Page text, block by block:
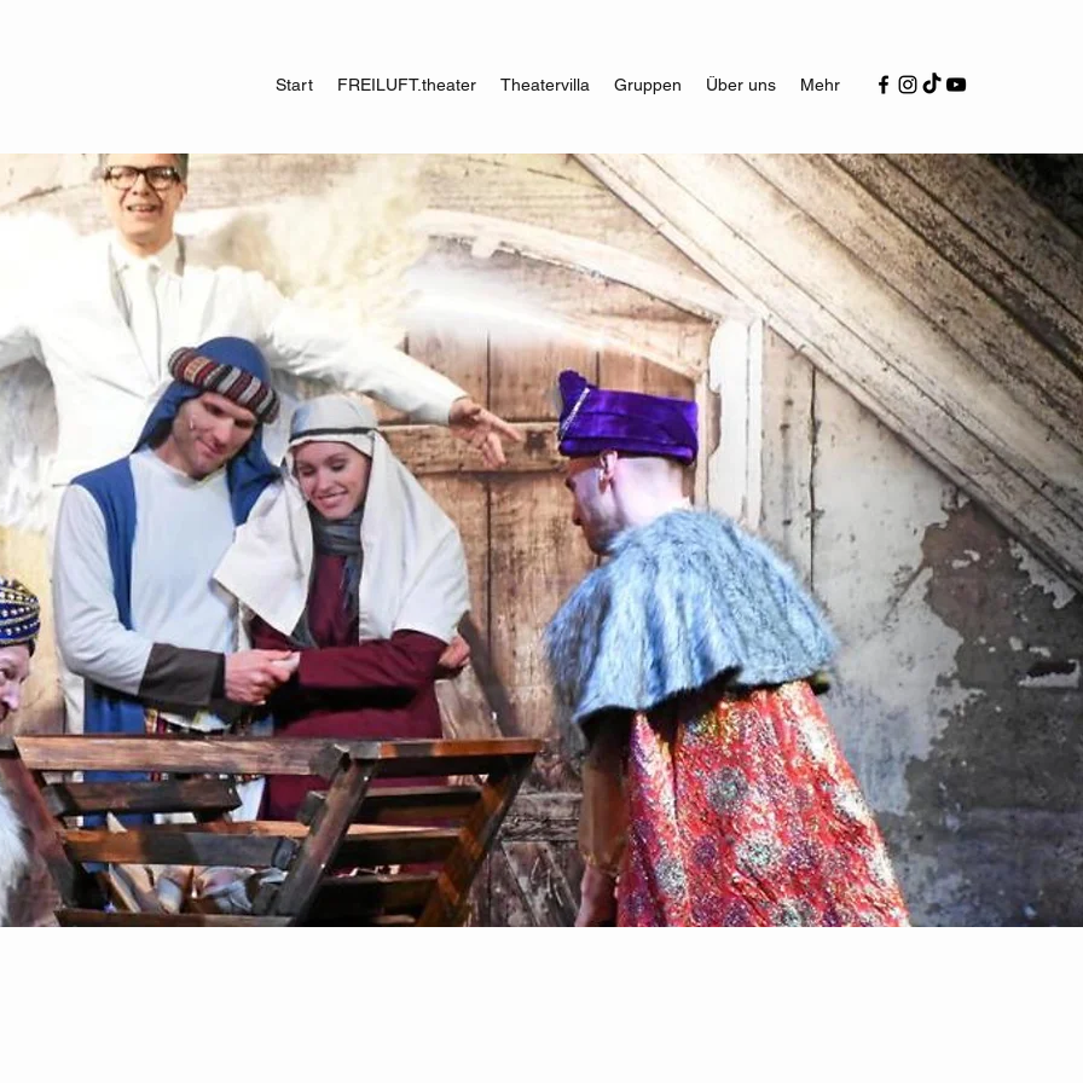
Start FREILUFT.theater Theatervilla Gruppen Über uns Mehr